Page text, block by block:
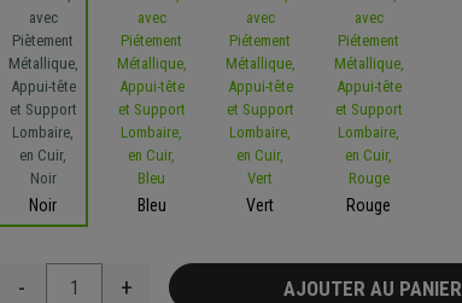
Noir Bleu Vert Rouge
- + AJOUTER AU PANIER